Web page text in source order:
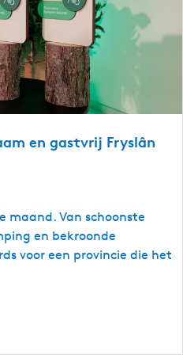
en gastvrij Fryslân
maand. Van schoonste
en bekroonde
voor een provincie die het